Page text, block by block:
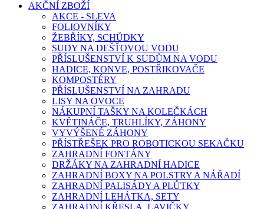
AKČNÍ ZBOŽÍ
AKCE - SLEVA
FOLIOVNÍKY
ŽEBŘÍKY, SCHŮDKY
SUDY NA DEŠŤOVOU VODU
PŘÍSLUŠENSTVÍ K SUDŮM NA VODU
HADICE, KONVE, POSTŘIKOVAČE
KOMPOSTÉRY
PŘÍSLUŠENSTVÍ NA ZAHRADU
LISY NA OVOCE
NÁKUPNÍ TAŠKY NA KOLEČKÁCH
KVĚTINÁČE, TRUHLÍKY, ZÁHONY
VYVÝŠENÉ ZÁHONY
PŘÍSTŘEŠEK PRO ROBOTICKOU SEKAČKU
ZAHRADNÍ FONTÁNY
DRŽÁKY NA ZAHRADNÍ HADICE
ZAHRADNÍ BOXY NA POLSTRY A NÁŘADÍ
ZAHRADNÍ PALISÁDY A PLŮTKY
ZAHRADNÍ LEHÁTKA, SETY
ZAHRADNÍ KŘESLA, LAVIČKY